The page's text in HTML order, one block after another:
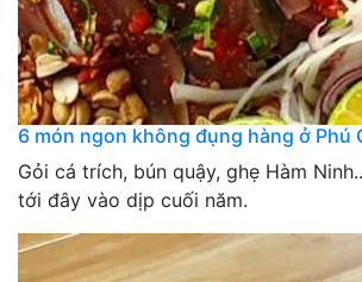
6 món ngon không đụng hàng ở Phú
Gỏi cá trích, bún quậy, ghẹ Hàm
tới đây vào dịp cuối năm.